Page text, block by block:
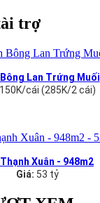
trợ
Bông Lan Trứng Muối
150K/cái (285K/2 cái)
Xuân - 948m2
Giá: 53 tỷ